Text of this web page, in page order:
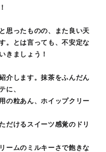
思ったものの、また良い天
。とは言っても、不安定な
きましょう！
介します。抹茶をふんだん
に、
の粒あん、ホイップクリー
だけるスイーツ感覚のドリ
ームのミルキーさで飽きな